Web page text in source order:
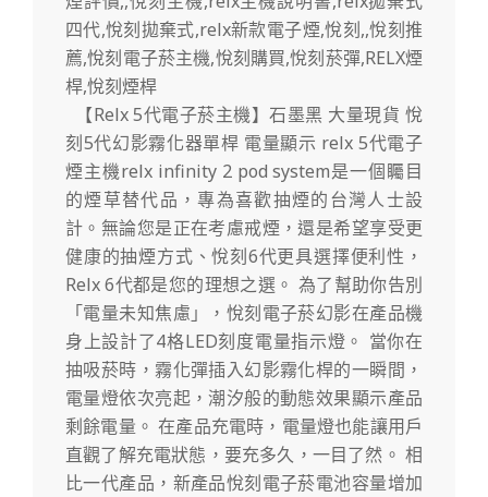
【Relx 5代電子菸主機】石墨黑 大量現貨 悅
刻5代幻影霧化器單桿 電量顯示 relx 5代電子
煙主機relx infinity 2 pod system是一個矚目
的煙草替代品，專為喜歡抽煙的台灣人士設
計。無論您是正在考慮戒煙，還是希望享受更
健康的抽煙方式、悅刻6代更具選擇便利性，
Relx 6代都是您的理想之選。 為了幫助你告別
「電量未知焦慮」，悅刻電子菸幻影在產品機
身上設計了4格LED刻度電量指示燈。 當你在
抽吸菸時，霧化彈插入幻影霧化桿的一瞬間，
電量燈依次亮起，潮汐般的動態效果顯示產品
剩餘電量。 在產品充電時，電量燈也能讓用戶
直觀了解充電狀態，要充多久，一目了然。 相
比一代產品，新產品悅刻電子菸電池容量增加